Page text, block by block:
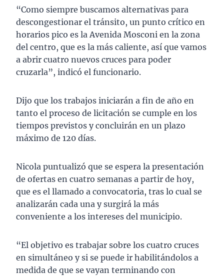
“Como siempre buscamos alternativas para
descongestionar el tránsito, un punto crítico en
horarios pico es la Avenida Mosconi en la zona
del centro, que es la más caliente, así que vamos
a abrir cuatro nuevos cruces para poder
cruzarla”, indicó el funcionario.
Dijo que los trabajos iniciarán a fin de año en
tanto el proceso de licitación se cumple en los
tiempos previstos y concluirán en un plazo
máximo de 120 días.
Nicola puntualizó que se espera la presentación
de ofertas en cuatro semanas a partir de hoy,
que es el llamado a convocatoria, tras lo cual se
analizarán cada una y surgirá la más
conveniente a los intereses del municipio.
“El objetivo es trabajar sobre los cuatro cruces
en simultáneo y si se puede ir habilitándolos a
medida de que se vayan terminando con